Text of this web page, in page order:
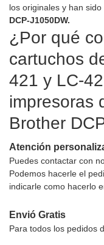
los originales y han
DCP-J1050DW.
¿Por qué
cartuchos
421 y LC-
impresoras
Brother
Atención
Puedes contactar con
Podemos hacerle el
indicarle como hacerlo
Envió Gratis
Para todos los pedidos